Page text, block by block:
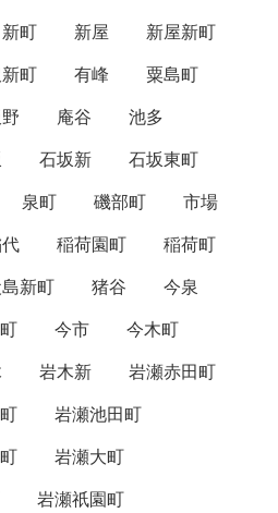
新町 新屋
新屋新町
町 有峰
粟島町
庵谷
池多
石坂新
石坂東町
泉町 磯部町
市場
稲荷園町
稲荷町
新町 猪谷
今泉
今市
今木町
岩木新
岩瀬赤田町
岩瀬池田町
岩瀬大町
岩瀬祇園町